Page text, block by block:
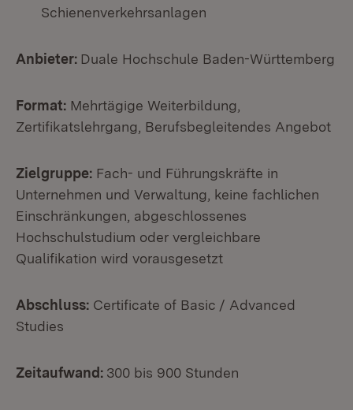
Schienenverkehrsanlagen
Anbieter: Duale Hochschule Baden-Württemberg
Format: Mehrtägige Weiterbildung,
Zertifikatslehrgang, Berufsbegleitendes Angebot
Zielgruppe: Fach- und Führungskräfte in
Unternehmen und Verwaltung, keine fachlichen
Einschränkungen, abgeschlossenes
Hochschulstudium oder vergleichbare
Qualifikation wird vorausgesetzt
Abschluss: Certificate of Basic / Advanced
Studies
Zeitaufwand: 300 bis 900 Stunden